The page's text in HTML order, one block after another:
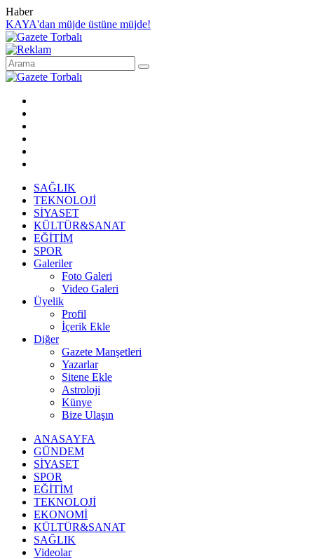
Haber
KAYA'dan müjde üstüne müjde!
SAĞLIK
TEKNOLOJİ
SİYASET
KÜLTÜR&SANAT
EĞİTİM
SPOR
Galeriler
Foto Galeri
Video Galeri
Üyelik
Profil
İçerik Ekle
Diğer
Gazete Manşetleri
Yazarlar
Sitene Ekle
Astroloji
Künye
Bize Ulaşın
ANASAYFA
GÜNDEM
SİYASET
SPOR
EĞİTİM
TEKNOLOJİ
EKONOMİ
KÜLTÜR&SANAT
SAĞLIK
Videolar